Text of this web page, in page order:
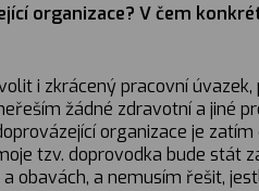
organizace? V čem
i zkrácený pracovní
žádné zdravotní a jiné
organizace je
tzv. doprovodka bude stát
obavách, a nemusím řešit,